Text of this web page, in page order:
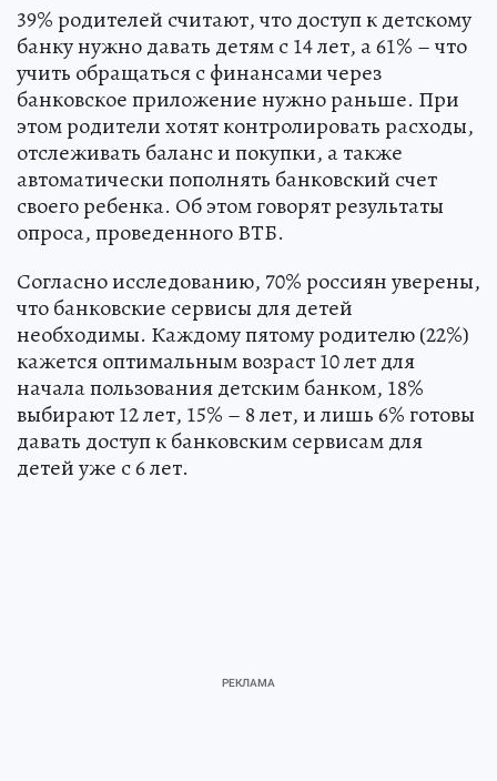
39% родителей считают, что доступ к детскому
банку нужно давать детям с 14 лет, а 61% – что
учить обращаться с финансами через
банковское приложение нужно раньше. При
этом родители хотят контролировать расходы,
отслеживать баланс и покупки, а также
автоматически пополнять банковский счет
своего ребенка. Об этом говорят результаты
опроса, проведенного ВТБ.
Согласно исследованию, 70% россиян уверены,
что банковские сервисы для детей
необходимы. Каждому пятому родителю (22%)
кажется оптимальным возраст 10 лет для
начала пользования детским банком, 18%
выбирают 12 лет, 15% – 8 лет, и лишь 6% готовы
давать доступ к банковским сервисам для
детей уже с 6 лет.